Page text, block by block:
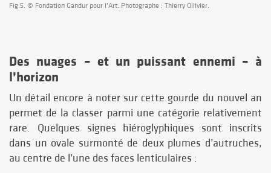
Fig.5. © Fondation Gandur pour l’Art. Photographe : Thierry Ollivier.
Des nuages – et un puissant ennemi – à
l’horizon
Un détail encore à noter sur cette gourde du nouvel an
permet de la classer parmi une catégorie relativement
rare. Quelques signes hiéroglyphiques sont inscrits
dans un ovale surmonté de deux plumes d’autruches,
au centre de l’une des faces lenticulaires :